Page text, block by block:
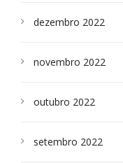
dezembro 2022
novembro 2022
outubro 2022
setembro 2022